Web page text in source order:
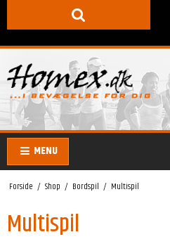
MENU
Forside / Shop / Bordspil / Multispil
Multispil